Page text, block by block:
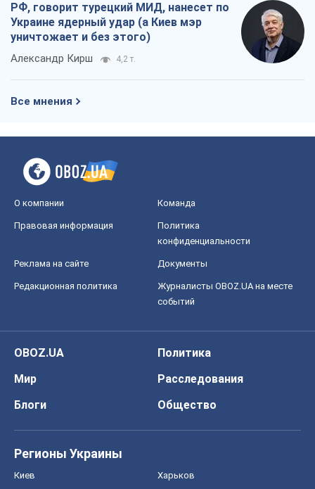
РФ, говорит турецкий МИД, нанесет по
Украине ядерный удар (а Киев мэр
уничтожает и без этого)
Александр Кирш 4,2 т.
Все мнения
О компании Команда
Правовая информация
Политика
конфиденциальности
Реклама на сайте Документы
Редакционная политика
Журналисты OBOZ.UA на месте
событий
OBOZ.UA
Политика
Мир
Расследования
Блоги
Общество
Регионы Украины
Киев Харьков